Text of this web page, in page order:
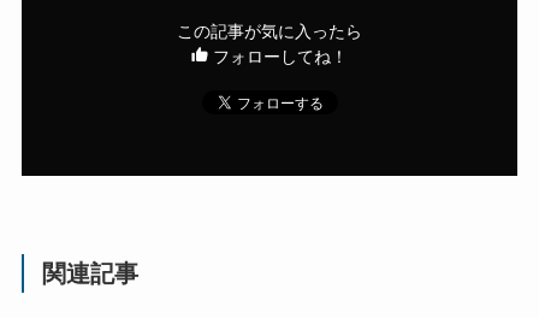
この記事が気に入ったら
フォローしてね！
関連記事